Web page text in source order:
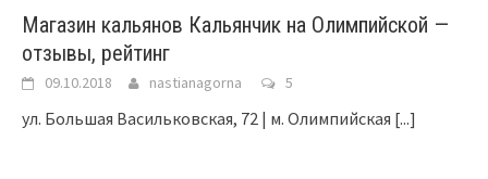
Магазин кальянов Кальянчик на Олимпийской —
отзывы, рейтинг
09.10.2018 nastianagorna 5
ул. Большая Васильковская, 72 | м. Олимпийская [...]